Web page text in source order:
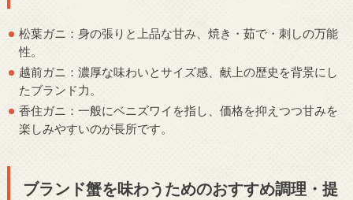
松葉ガニ：身の張りと上品な甘み、焼き・茹で・刺しの万能
性。
越前ガニ：濃厚な味わいとサイズ感、献上の歴史を背景にし
たブランド力。
香住ガニ：一般にベニズワイを指し、価格を抑えつつ甘みを
楽しみやすいのが長所です。
ブランド蟹を味わうためのおすすめ調理・提